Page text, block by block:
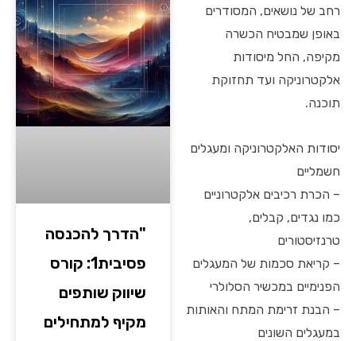
רחב של נושאים, המסודרים
באופן שמבטיח הכשרה
מקיפה, החל מיסודות
אלקטרוניקה ועד תחזוקת
תוכנה.
יסודות האלקטרוניקה ומעגלים
חשמליים
– הכרת רכיבים אלקטרוניים
כמו נגדים, קבלים,
טרנזיסטורים
– קריאת סכמות של המעגלים
הפנימיים במכשיר הסלולרי
– הבנת זרימת המתח והאותות
במעגלים השונים
"הדרך להכנסה
פסיבית1: קורס
שיווק שותפים
מקיף למתחילים